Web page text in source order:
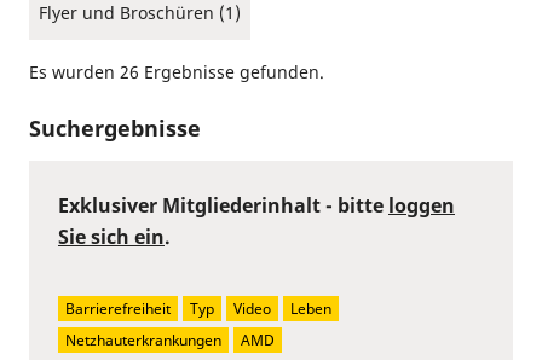
Flyer und Broschüren (1)
Es wurden 26 Ergebnisse gefunden.
Suchergebnisse
Exklusiver Mitgliederinhalt - bitte loggen
Sie sich ein.
Barrierefreiheit Typ Video
Leben
Netzhauterkrankungen
AMD